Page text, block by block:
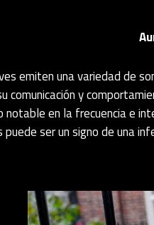
emiten una variedad de
comunicación y
notable en la frecuencia e
puede ser un signo de una